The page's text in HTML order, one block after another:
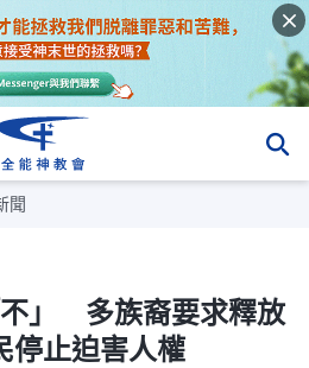
聞
」 多族裔要求釋放
停止迫害人權